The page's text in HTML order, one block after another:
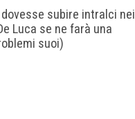
dovesse subire intralci nei
Luca se ne farà una
suoi)